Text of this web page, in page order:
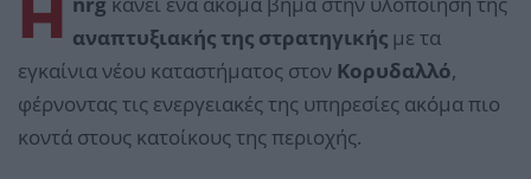
Η
αναπτυξιακής της στρατηγικής με τα
εγκαίνια νέου καταστήματος στον Κορυδαλλό,
φέρνοντας τις ενεργειακές της υπηρεσίες ακόμα πιο
κοντά στους κατοίκους της περιοχής.